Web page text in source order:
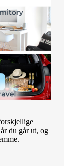
du går ut, og